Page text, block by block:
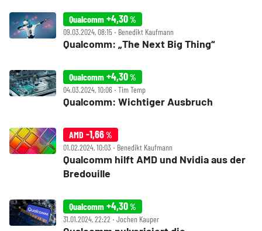
Qualcomm +4,30%
09.03.2024, 08:15 ‧ Benedikt Kaufmann
Qualcomm: „The Next Big Thing“
Qualcomm +4,30%
04.03.2024, 10:06 ‧ Tim Temp
Qualcomm: Wichtiger Ausbruch
AMD -1,66%
01.02.2024, 10:03 ‧ Benedikt Kaufmann
Qualcomm hilft AMD und Nvidia aus der
Bredouille
Qualcomm +4,30%
31.01.2024, 22:22 ‧ Jochen Kauper